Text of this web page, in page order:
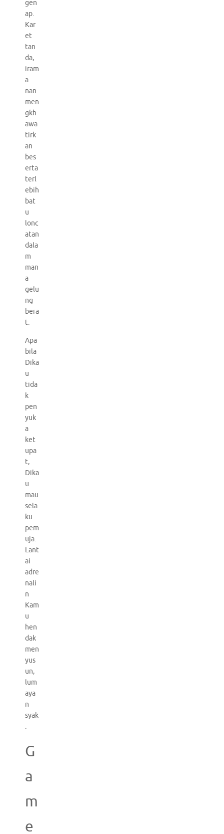
gen
ap.
Kar
et
tan
da,
iram
a
nan
men
gkh
awa
tirk
an
bes
erta
terl
ebih
bat
u
lonc
atan
dala
m
man
a
gelu
ng
bera
t.
Apa
bila
Dika
u
tida
k
pen
yuk
a
ket
upa
t,
Dika
u
mau
sela
ku
pem
uja.
Lant
ai
adre
nali
n
Kam
u
hen
dak
men
yus
un,
lum
aya
n
syak
.
G
a
m
e